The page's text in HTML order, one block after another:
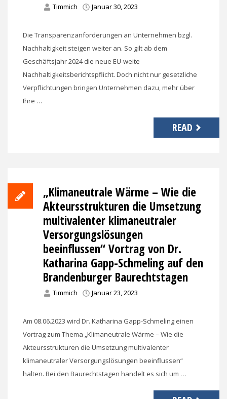
Timmich Januar 30, 2023
Die Transparenzanforderungen an Unternehmen bzgl.
Nachhaltigkeit steigen weiter an. So gilt ab dem
Geschäftsjahr 2024 die neue EU-weite
Nachhaltigkeitsberichtspflicht. Doch nicht nur gesetzliche
Verpflichtungen bringen Unternehmen dazu, mehr über
Ihre …
READ
„Klimaneutrale Wärme – Wie die
Akteursstrukturen die Umsetzung
multivalenter klimaneutraler
Versorgungslösungen
beeinflussen“ Vortrag von Dr.
Katharina Gapp-Schmeling auf den
Brandenburger Baurechtstagen
Timmich Januar 23, 2023
Am 08.06.2023 wird Dr. Katharina Gapp-Schmeling einen
Vortrag zum Thema „Klimaneutrale Wärme – Wie die
Akteursstrukturen die Umsetzung multivalenter
klimaneutraler Versorgungslösungen beeinflussen“
halten. Bei den Baurechtstagen handelt es sich um …